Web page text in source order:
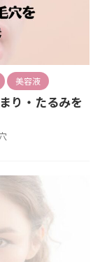
美容液
り・たるみを